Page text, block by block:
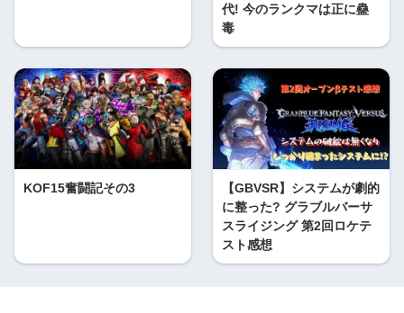
代! 今のランクマは正に蠱
毒
KOF15奮闘記その3
【GBVSR】システムが劇的
に整った? グラブルバーサ
スライジング 第2回ロケテ
スト感想